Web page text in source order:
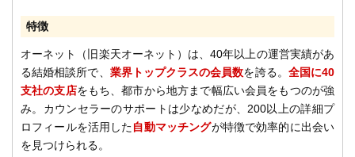
特徴
オーネット（旧楽天オーネット）は、40年以上の運営実績があ
る結婚相談所で、 業界トップクラスの会員数を誇る。 全国に40
支社の支店をもち、都市から地方まで幅広い会員をもつのが強
み。カウンセラーのサポートは少なめだが、200以上の詳細プ
ロフィールを活用した自動マッチングが特徴で効率的に出会い
を見つけられる。